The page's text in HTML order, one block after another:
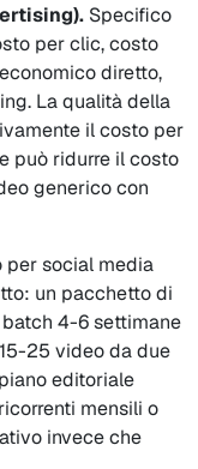
Specifico
per clic, costo
diretto,
La qualità della
il costo per
può ridurre il costo
generico con
social media
un pacchetto di
4-6 settimane
25 video da due
editoriale
mensili o
invece che